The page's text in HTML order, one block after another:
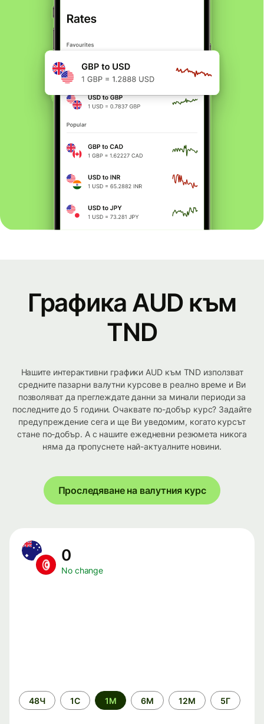
Графика AUD към
TND
Нашите интерактивни графики AUD към TND използват
средните пазарни валутни курсове в реално време и Ви
позволяват да преглеждате данни за минали периоди за
последните до 5 години. Очаквате по-добър курс? Задайте
предупреждение сега и ще Ви уведомим, когато курсът
стане по-добър. А с нашите ежедневни резюмета никога
няма да пропуснете най-актуалните новини.
Проследяване на валутния курс
0
No change
Time
period
48Ч 1С 1М 6М 12М 5Г